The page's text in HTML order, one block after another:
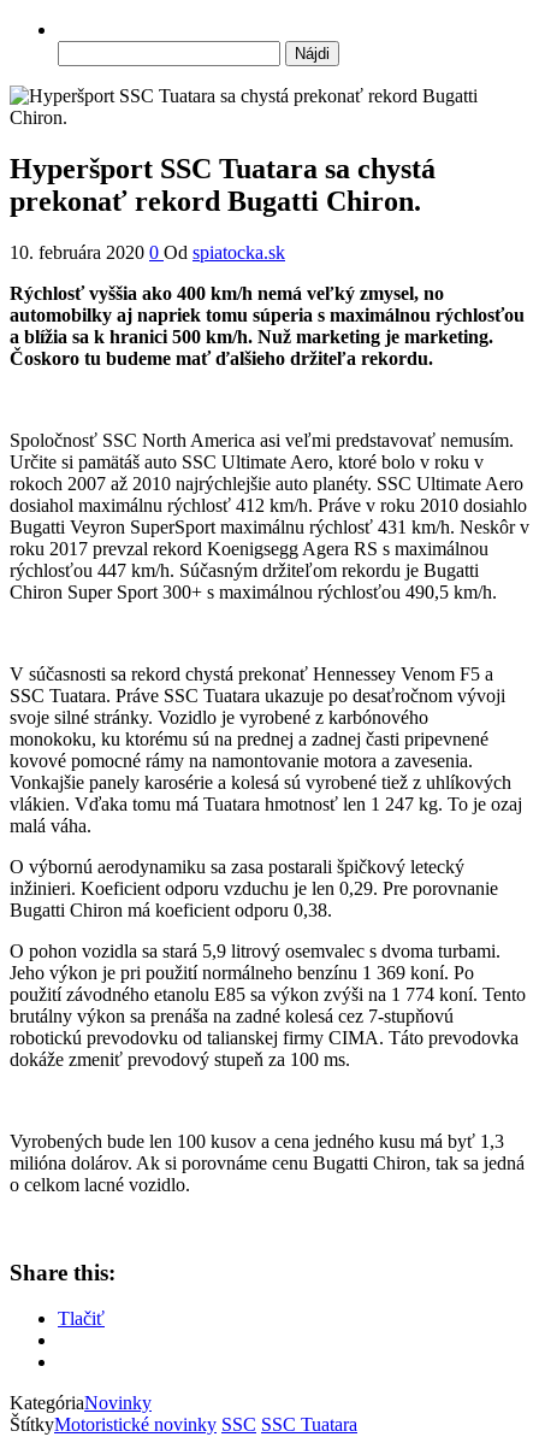
Hyperšport SSC Tuatara sa chystá
prekonať rekord Bugatti Chiron.
10. februára 2020 0 Od spiatocka.sk
Rýchlosť vyššia ako 400 km/h nemá veľký zmysel, no
automobilky aj napriek tomu súperia s maximálnou rýchlosťou
a blížia sa k hranici 500 km/h. Nuž marketing je marketing.
Čoskoro tu budeme mať ďalšieho držiteľa rekordu.
Spoločnosť SSC North America asi veľmi predstavovať nemusím.
Určite si pamätáš auto SSC Ultimate Aero, ktoré bolo v roku v
rokoch 2007 až 2010 najrýchlejšie auto planéty. SSC Ultimate Aero
dosiahol maximálnu rýchlosť 412 km/h. Práve v roku 2010 dosiahlo
Bugatti Veyron SuperSport maximálnu rýchlosť 431 km/h. Neskôr v
roku 2017 prevzal rekord Koenigsegg Agera RS s maximálnou
rýchlosťou 447 km/h. Súčasným držiteľom rekordu je Bugatti
Chiron Super Sport 300+ s maximálnou rýchlosťou 490,5 km/h.
V súčasnosti sa rekord chystá prekonať Hennessey Venom F5 a
SSC Tuatara. Práve SSC Tuatara ukazuje po desaťročnom vývoji
svoje silné stránky. Vozidlo je vyrobené z karbónového
monokoku, ku ktorému sú na prednej a zadnej časti pripevnené
kovové pomocné rámy na namontovanie motora a zavesenia.
Vonkajšie panely karosérie a kolesá sú vyrobené tiež z uhlíkových
vlákien. Vďaka tomu má Tuatara hmotnosť len 1 247 kg. To je ozaj
malá váha.
O výbornú aerodynamiku sa zasa postarali špičkový letecký
inžinieri. Koeficient odporu vzduchu je len 0,29. Pre porovnanie
Bugatti Chiron má koeficient odporu 0,38.
O pohon vozidla sa stará 5,9 litrový osemvalec s dvoma turbami.
Jeho výkon je pri použití normálneho benzínu 1 369 koní. Po
použití závodného etanolu E85 sa výkon zvýši na 1 774 koní. Tento
brutálny výkon sa prenáša na zadné kolesá cez 7-stupňovú
robotickú prevodovku od talianskej firmy CIMA. Táto prevodovka
dokáže zmeniť prevodový stupeň za 100 ms.
Vyrobených bude len 100 kusov a cena jedného kusu má byť 1,3
milióna dolárov. Ak si porovnáme cenu Bugatti Chiron, tak sa jedná
o celkom lacné vozidlo.
Share this:
Tlačiť
KategóriaNovinky
ŠtítkyMotoristické novinky SSC SSC Tuatara